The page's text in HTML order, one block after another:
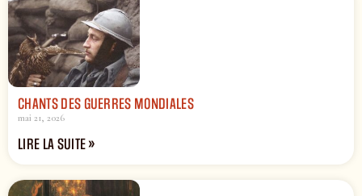
CHANTS DES GUERRES MONDIALES
mai 21, 2026
LIRE LA SUITE »